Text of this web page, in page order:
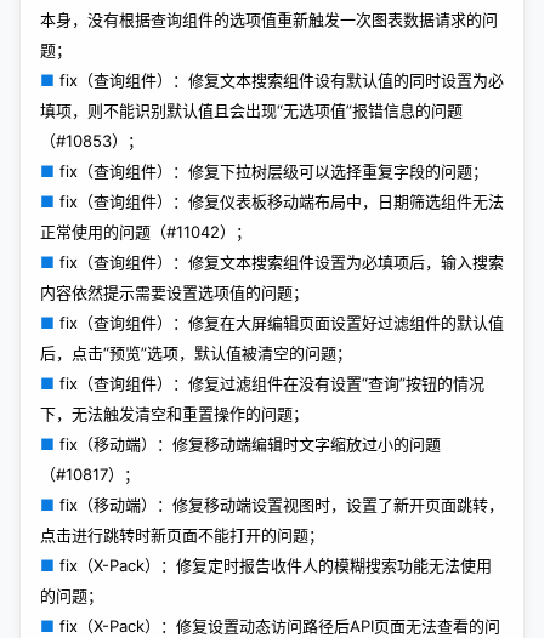
本身，没有根据查询组件的选项值重新触发一次图表数据请求的问
题；
■ fix（查询组件）：修复文本搜索组件设有默认值的同时设置为必
填项，则不能识别默认值且会出现“无选项值”报错信息的问题
（#10853）；
■ fix（查询组件）：修复下拉树层级可以选择重复字段的问题；
■ fix（查询组件）：修复仪表板移动端布局中，日期筛选组件无法
正常使用的问题（#11042）；
■ fix（查询组件）：修复文本搜索组件设置为必填项后，输入搜索
内容依然提示需要设置选项值的问题；
■ fix（查询组件）：修复在大屏编辑页面设置好过滤组件的默认值
后，点击“预览”选项，默认值被清空的问题；
■ fix（查询组件）：修复过滤组件在没有设置“查询”按钮的情况
下，无法触发清空和重置操作的问题；
■ fix（移动端）：修复移动端编辑时文字缩放过小的问题
（#10817）；
■ fix（移动端）：修复移动端设置视图时，设置了新开页面跳转，
点击进行跳转时新页面不能打开的问题；
■ fix（X-Pack）：修复定时报告收件人的模糊搜索功能无法使用
的问题；
■ fix（X-Pack）：修复设置动态访问路径后API页面无法查看的问